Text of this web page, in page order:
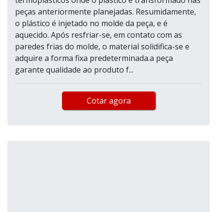
peças anteriormente planejadas. Resumidamente,
o plástico é injetado no molde da peça, e é
aquecido. Após resfriar-se, em contato com as
paredes frias do molde, o material solidifica-se e
adquire a forma fixa predeterminada.a peça
garante qualidade ao produto f...
Cotar agora